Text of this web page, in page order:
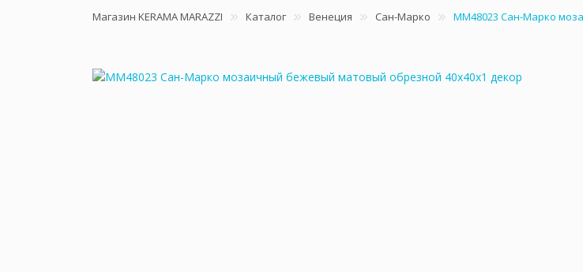
Магазин KERAMA MARAZZI Каталог Венеция Сан-Марко MM48023 Сан-Марко